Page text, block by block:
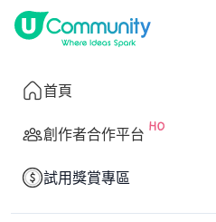
首頁
創作者合作平台
試用獎賞專區